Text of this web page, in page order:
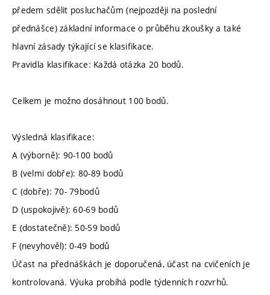
předem sdělit posluchačům (nejpozději na poslední
přednášce) základní informace o průběhu zkoušky a také
hlavní zásady týkající se klasifikace.
Pravidla klasifikace: Každá otázka 20 bodů.
Celkem je možno dosáhnout 100 bodů.
Výsledná klasifikace:
A (výborně): 90-100 bodů
B (velmi dobře): 80-89 bodů
C (dobře): 70- 79bodů
D (uspokojivě): 60-69 bodů
E (dostatečně): 50-59 bodů
F (nevyhověl): 0-49 bodů
Účast na přednáškách je doporučená, účast na cvičeních je
kontrolovaná. Výuka probíhá podle týdenních rozvrhů.